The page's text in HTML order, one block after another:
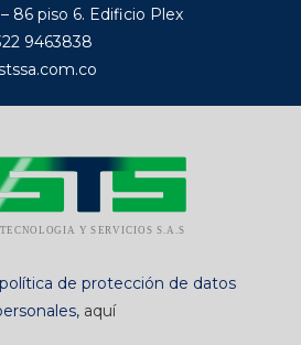
86 piso 6. Edificio Plex
9463838
de protección de datos
aquí